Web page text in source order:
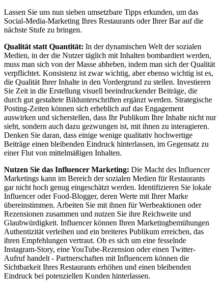
Lassen Sie uns nun sieben umsetzbare Tipps erkunden, um das
Social-Media-Marketing Ihres Restaurants oder Ihrer Bar auf die
nächste Stufe zu bringen.
Qualität statt Quantität: In der dynamischen Welt der sozialen
Medien, in der die Nutzer täglich mit Inhalten bombardiert werden,
muss man sich von der Masse abheben, indem man sich der Qualität
verpflichtet. Konsistenz ist zwar wichtig, aber ebenso wichtig ist es,
die Qualität Ihrer Inhalte in den Vordergrund zu stellen. Investieren
Sie Zeit in die Erstellung visuell beeindruckender Beiträge, die
durch gut gestaltete Bildunterschriften ergänzt werden. Strategische
Posting-Zeiten können sich erheblich auf das Engagement
auswirken und sicherstellen, dass Ihr Publikum Ihre Inhalte nicht nur
sieht, sondern auch dazu gezwungen ist, mit ihnen zu interagieren.
Denken Sie daran, dass einige wenige qualitativ hochwertige
Beiträge einen bleibenden Eindruck hinterlassen, im Gegensatz zu
einer Flut von mittelmäßigen Inhalten.
Nutzen Sie das Influencer Marketing: Die Macht des Influencer
Marketings kann im Bereich der sozialen Medien für Restaurants
gar nicht hoch genug eingeschätzt werden. Identifizieren Sie lokale
Influencer oder Food-Blogger, deren Werte mit Ihrer Marke
übereinstimmen. Arbeiten Sie mit ihnen für Werbeaktionen oder
Rezensionen zusammen und nutzen Sie ihre Reichweite und
Glaubwürdigkeit. Influencer können Ihren Marketingbemühungen
Authentizität verleihen und ein breiteres Publikum erreichen, das
ihren Empfehlungen vertraut. Ob es sich um eine fesselnde
Instagram-Story, eine YouTube-Rezension oder einen Twitter-
Aufruf handelt - Partnerschaften mit Influencern können die
Sichtbarkeit Ihres Restaurants erhöhen und einen bleibenden
Eindruck bei potenziellen Kunden hinterlassen.